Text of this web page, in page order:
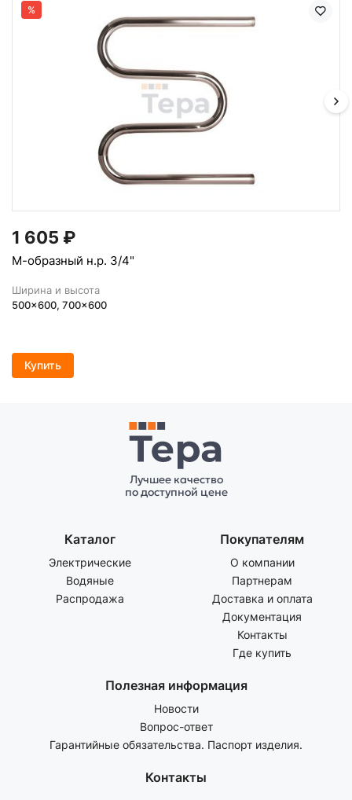
%
1 605 ₽
М-образный н.р. 3/4"
Ширина и высота
500x600, 700x600
Купить
Лучшее качество
по доступной цене
Каталог
Электрические
Водяные
Распродажа
Покупателям
О компании
Партнерам
Доставка и оплата
Документация
Контакты
Где купить
Полезная информация
Новости
Вопрос-ответ
Гарантийные обязательства. Паспорт изделия.
Контакты